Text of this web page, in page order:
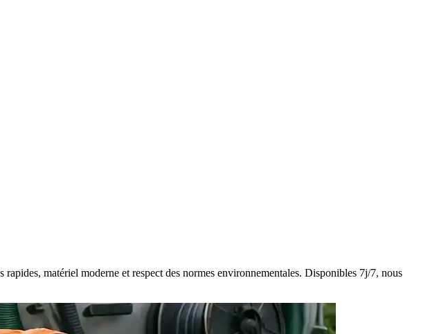
rapides, matériel moderne et respect des normes environnementales. Disponibles 7j/7, nous